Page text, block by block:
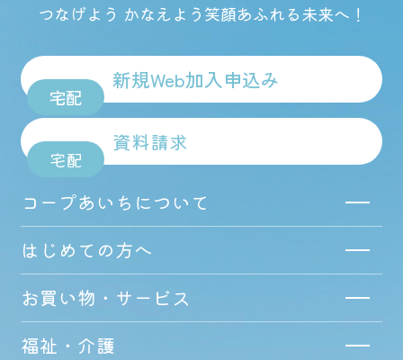
つなげよう かなえよう笑顔あふれる未来へ！
宅配
新規Web加入申込み
宅配
資料請求
コープあいちについて
はじめての方へ
お買い物・サービス
福祉・介護